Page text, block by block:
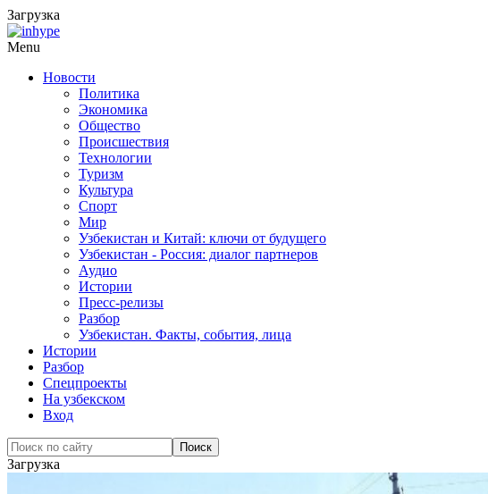
Загрузка
Menu
Новости
Политика
Экономика
Общество
Происшествия
Технологии
Туризм
Культура
Спорт
Мир
Узбекистан и Китай: ключи от будущего
Узбекистан - Россия: диалог партнеров
Аудио
Истории
Пресс-релизы
Разбор
Узбекистан. Факты, события, лица
Истории
Разбор
Спецпроекты
На узбекском
Вход
Загрузка